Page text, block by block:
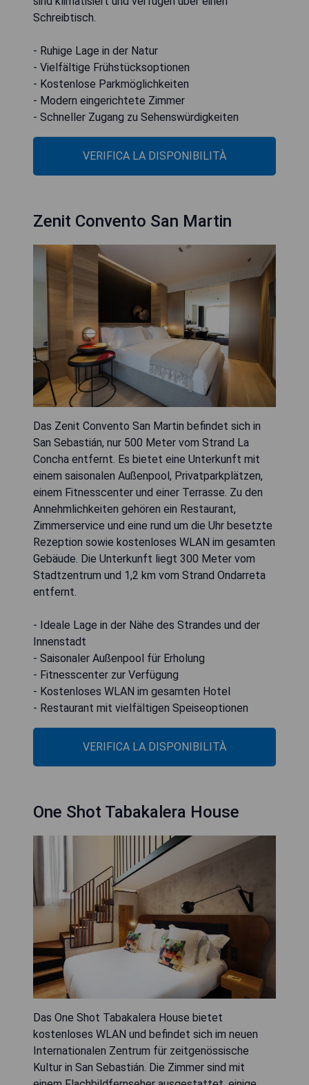
Schreibtisch.
- Ruhige Lage in der Natur
- Vielfältige Frühstücksoptionen
- Kostenlose Parkmöglichkeiten
- Modern eingerichtete Zimmer
- Schneller Zugang zu Sehenswürdigkeiten
VERIFICA LA DISPONIBILITÀ
Zenit Convento San Martin
Das Zenit Convento San Martin befindet sich in
San Sebastián, nur 500 Meter vom Strand La
Concha entfernt. Es bietet eine Unterkunft mit
einem saisonalen Außenpool, Privatparkplätzen,
einem Fitnesscenter und einer Terrasse. Zu den
Annehmlichkeiten gehören ein Restaurant,
Zimmerservice und eine rund um die Uhr besetzte
Rezeption sowie kostenloses WLAN im gesamten
Gebäude. Die Unterkunft liegt 300 Meter vom
Stadtzentrum und 1,2 km vom Strand Ondarreta
entfernt.
- Ideale Lage in der Nähe des Strandes und der
Innenstadt
- Saisonaler Außenpool für Erholung
- Fitnesscenter zur Verfügung
- Kostenloses WLAN im gesamten Hotel
- Restaurant mit vielfältigen Speiseoptionen
VERIFICA LA DISPONIBILITÀ
One Shot Tabakalera House
Das One Shot Tabakalera House bietet
kostenloses WLAN und befindet sich im neuen
Internationalen Zentrum für zeitgenössische
Kultur in San Sebastián. Die Zimmer sind mit